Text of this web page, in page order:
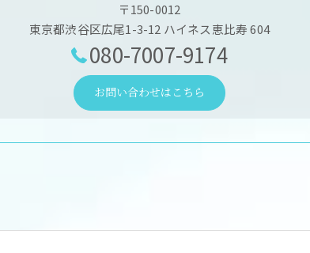
〒150-0012
東京都渋谷区広尾1-3-12 ハイネス恵比寿 604
080-7007-9174
お問い合わせはこちら